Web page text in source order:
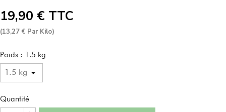
19,90 € TTC
(13,27 € Par Kilo)
Poids : 1.5 kg
Quantité